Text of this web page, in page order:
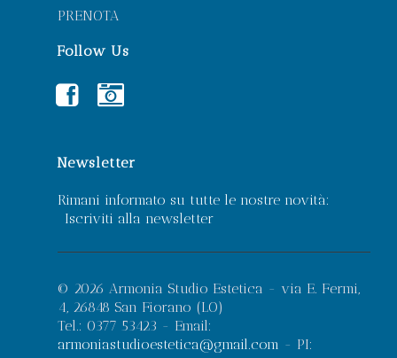
PRENOTA
Follow Us
FACEBOOK
Newsletter
Rimani informato su tutte le nostre novità:
Iscriviti alla newsletter
© 2026 Armonia Studio Estetica - via E. Fermi,
4, 26848 San Fiorano (LO)
Tel.: 0377 53423 - Email:
armoniastudioestetica@gmail.com - PI: